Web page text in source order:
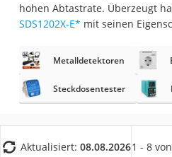
hohen Abtastrate. Überzeugt
SDS1202X-E* mit seinen
Metalldetektoren
Steckdosentester
Aktualisiert: 08.08.20261 - 8